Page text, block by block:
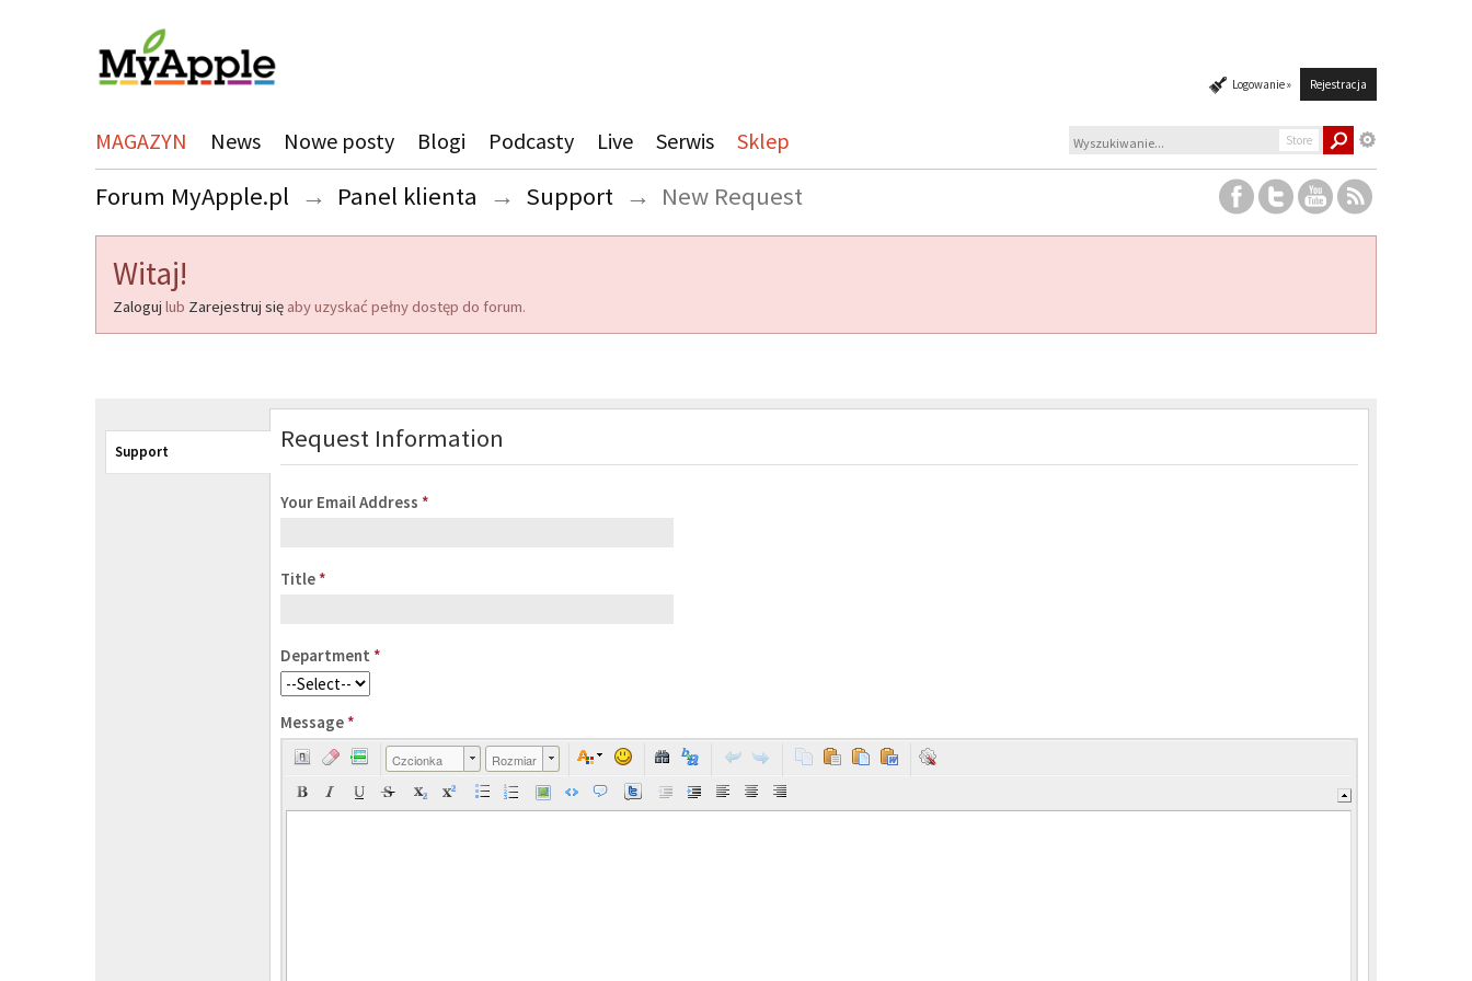
Logowanie » Rejestracja
MAGAZYN News Nowe posty Blogi Podcasty Live Serwis Sklep Store
Forum MyApple.pl → Panel klienta → Support → New Request
Witaj!
Zaloguj lub Zarejestruj się aby uzyskać pełny dostęp do forum.
Support Request Information
Your Email Address *
Title *
Department *
Message *
Czcionka Rozmiar